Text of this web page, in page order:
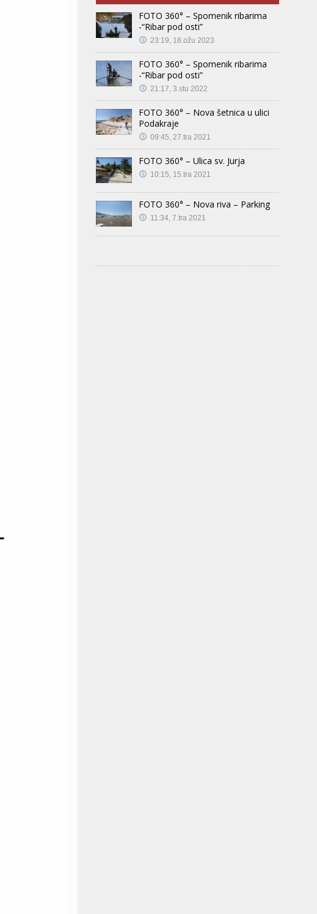
FOTO 360° – Spomenik ribarima
-“Ribar pod osti”
23:19, 18.ožu 2023
FOTO 360° – Spomenik ribarima
-“Ribar pod osti”
21:17, 3.stu 2022
FOTO 360° – Nova šetnica u ulici
Podakraje
09:45, 27.tra 2021
FOTO 360° – Ulica sv. Jurja
10:15, 15.tra 2021
FOTO 360° – Nova riva – Parking
11:34, 7.tra 2021